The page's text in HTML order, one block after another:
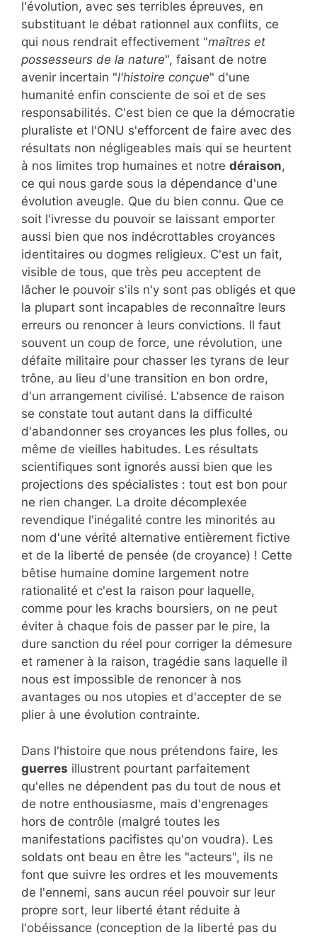
l'évolution, avec ses terribles épreuves, en
substituant le débat rationnel aux conflits, ce
qui nous rendrait effectivement "maîtres et
possesseurs de la nature", faisant de notre
avenir incertain "l'histoire conçue" d'une
humanité enfin consciente de soi et de ses
responsabilités. C'est bien ce que la démocratie
pluraliste et l'ONU s'efforcent de faire avec des
résultats non négligeables mais qui se heurtent
à nos limites trop humaines et notre déraison,
ce qui nous garde sous la dépendance d'une
évolution aveugle. Que du bien connu. Que ce
soit l'ivresse du pouvoir se laissant emporter
aussi bien que nos indécrottables croyances
identitaires ou dogmes religieux. C'est un fait,
visible de tous, que très peu acceptent de
lâcher le pouvoir s'ils n'y sont pas obligés et que
la plupart sont incapables de reconnaître leurs
erreurs ou renoncer à leurs convictions. Il faut
souvent un coup de force, une révolution, une
défaite militaire pour chasser les tyrans de leur
trône, au lieu d'une transition en bon ordre,
d'un arrangement civilisé. L'absence de raison
se constate tout autant dans la difficulté
d'abandonner ses croyances les plus folles, ou
même de vieilles habitudes. Les résultats
scientifiques sont ignorés aussi bien que les
projections des spécialistes : tout est bon pour
ne rien changer. La droite décomplexée
revendique l'inégalité contre les minorités au
nom d'une vérité alternative entièrement fictive
et de la liberté de pensée (de croyance) ! Cette
bêtise humaine domine largement notre
rationalité et c'est la raison pour laquelle,
comme pour les krachs boursiers, on ne peut
éviter à chaque fois de passer par le pire, la
dure sanction du réel pour corriger la démesure
et ramener à la raison, tragédie sans laquelle il
nous est impossible de renoncer à nos
avantages ou nos utopies et d'accepter de se
plier à une évolution contrainte.
Dans l'histoire que nous prétendons faire, les
guerres illustrent pourtant parfaitement
qu'elles ne dépendent pas du tout de nous et
de notre enthousiasme, mais d'engrenages
hors de contrôle (malgré toutes les
manifestations pacifistes qu'on voudra). Les
soldats ont beau en être les "acteurs", ils ne
font que suivre les ordres et les mouvements
de l'ennemi, sans aucun réel pouvoir sur leur
propre sort, leur liberté étant réduite à
l'obéissance (conception de la liberté pas du